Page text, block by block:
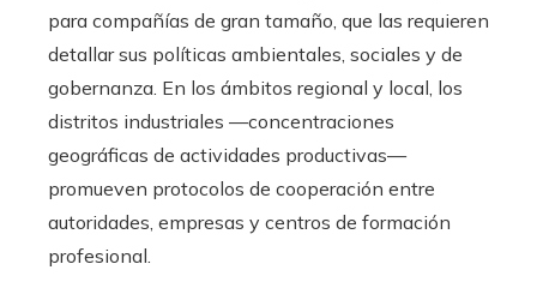
para compañías de gran tamaño, que las requieren
detallar sus políticas ambientales, sociales y de
gobernanza. En los ámbitos regional y local, los
distritos industriales —concentraciones
geográficas de actividades productivas—
promueven protocolos de cooperación entre
autoridades, empresas y centros de formación
profesional.